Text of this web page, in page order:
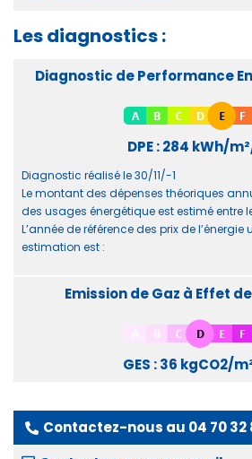
Les diagnostics :
Diagnostic de Performance
DPE : 284 kWh/
Diagnostic réalisé le 30/11/-1
Le montant des dépenses théoriques
des usages énergétique est estimé entre
L’année de référence des prix de
estimation est :
Emission de Gaz à Effet
GES : 36 kgCO2/
Contactez-nous au 04 70 32